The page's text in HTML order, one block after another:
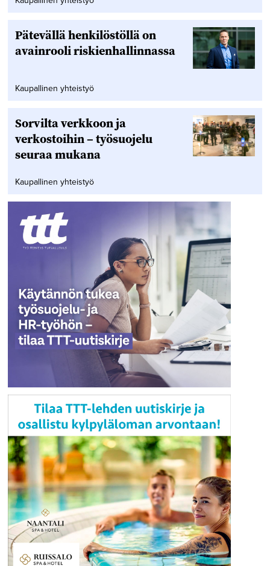
Pätevällä henkilöstöllä on
avainrooli riskienhallinnassa
Kaupallinen yhteistyö
Sorvilta verkkoon ja
verkostoihin – työsuojelu
seuraa mukana
Kaupallinen yhteistyö